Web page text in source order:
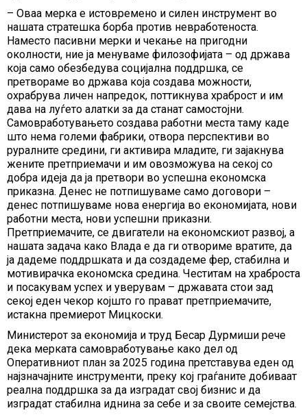
– Оваа мерка е истовремено и силен инструмент во
нашата стратешка борба против невработеноста.
Наместо пасивни мерки и чекање на пригодни
околности, ние ја менуваме филозофијата – од држава
која само обезбедува социјална поддршка, се
претвораме во држава која создава можности,
охрабрува личен напредок, поттикнува храброст и им
дава на луѓето алатки за да станат самостојни.
Самовработувањето создава работни места таму каде
што нема големи фабрики, отвора перспективи во
руралните средини, ги активира младите, ги зајакнува
жените претприемачи и им овозможува на секој со
добра идеја да ја претвори во успешна економска
приказна. Денес не потпишуваме само договори –
денес потпишуваме нова енергија во економијата, нови
работни места, нови успешни приказни.
Претприемачите, се двигатели на економскиот развој, а
нашата задача како Влада е да ги отвориме вратите, да
ја дадеме поддршката и да создадеме фер, стабилна и
мотивирачка економска средина. Честитам на храброста
и посакувам успех и уверувам – државата стои зад
секој еден чекор којшто го прават претприемачите,
истакна премиерот Мицкоски.
Министерот за економија и труд Бесар Дурмиши рече
дека мерката самовработување како дел од
Оперативниот план за 2025 година претставува еден од
најзначајните инструменти, преку кој граѓаните добиваат
реална поддршка за да изградат свој бизнис и да
изградат стабилна иднина за себе и за своите семејства.